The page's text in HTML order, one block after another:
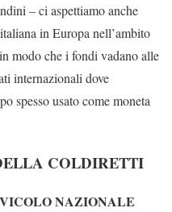
– ci aspettiamo anche
in Europa nell’ambito
modo che i fondi vadano alle
internazionali dove
spesso usato come moneta
COLDIRETTI
NAZIONALE